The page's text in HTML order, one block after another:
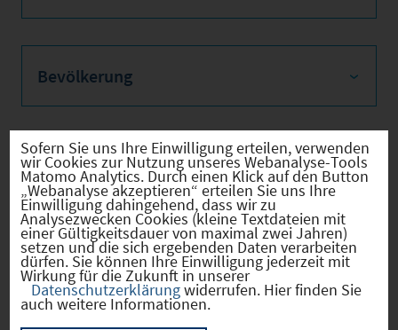
Bevölkerung
Sozialvers. Beschäftigte
Verkehrsinfrastruktur
Sofern Sie uns Ihre Einwilligung erteilen, verwenden
wir Cookies zur Nutzung unseres Webanalyse-Tools
Matomo Analytics. Durch einen Klick auf den Button
„Webanalyse akzeptieren“ erteilen Sie uns Ihre
Einwilligung dahingehend, dass wir zu
Analysezwecken Cookies (kleine Textdateien mit
einer Gültigkeitsdauer von maximal zwei Jahren)
setzen und die sich ergebenden Daten verarbeiten
dürfen. Sie können Ihre Einwilligung jederzeit mit
Wirkung für die Zukunft in unserer
Datenschutzerklärungwiderrufen. Hier finden Sie
auch weitere Informationen.